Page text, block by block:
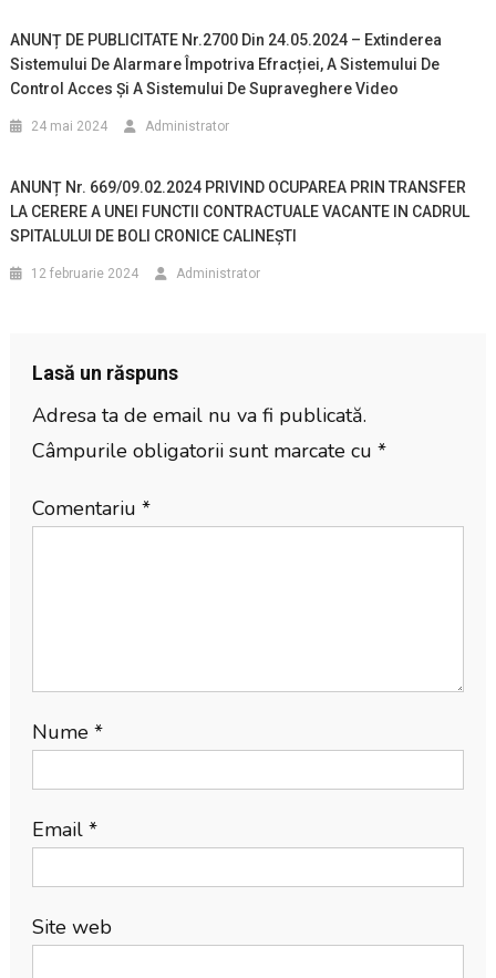
ANUNȚ DE PUBLICITATE Nr.2700 Din 24.05.2024 – Extinderea
Sistemului De Alarmare Împotriva Efracției, A Sistemului De
Control Acces Și A Sistemului De Supraveghere Video
24 mai 2024 Administrator
ANUNȚ Nr. 669/09.02.2024 PRIVIND OCUPAREA PRIN TRANSFER
LA CERERE A UNEI FUNCTII CONTRACTUALE VACANTE IN CADRUL
SPITALULUI DE BOLI CRONICE CALINEȘTI
12 februarie 2024 Administrator
Lasă un răspuns
Adresa ta de email nu va fi publicată.
Câmpurile obligatorii sunt marcate cu *
Comentariu *
Nume *
Email *
Site web